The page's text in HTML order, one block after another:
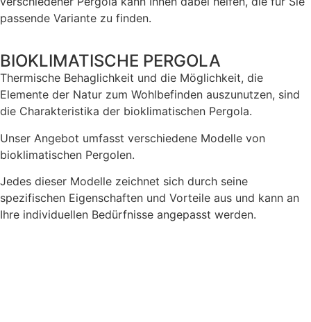
passende Variante zu finden.
BIOKLIMATISCHE PERGOLA
Thermische Behaglichkeit und die Möglichkeit, die
Elemente der Natur zum Wohlbefinden auszunutzen, sind
die Charakteristika der bioklimatischen Pergola.
Unser Angebot umfasst verschiedene Modelle von
bioklimatischen Pergolen.
Jedes dieser Modelle zeichnet sich durch seine
spezifischen Eigenschaften und Vorteile aus und kann an
Ihre individuellen Bedürfnisse angepasst werden.